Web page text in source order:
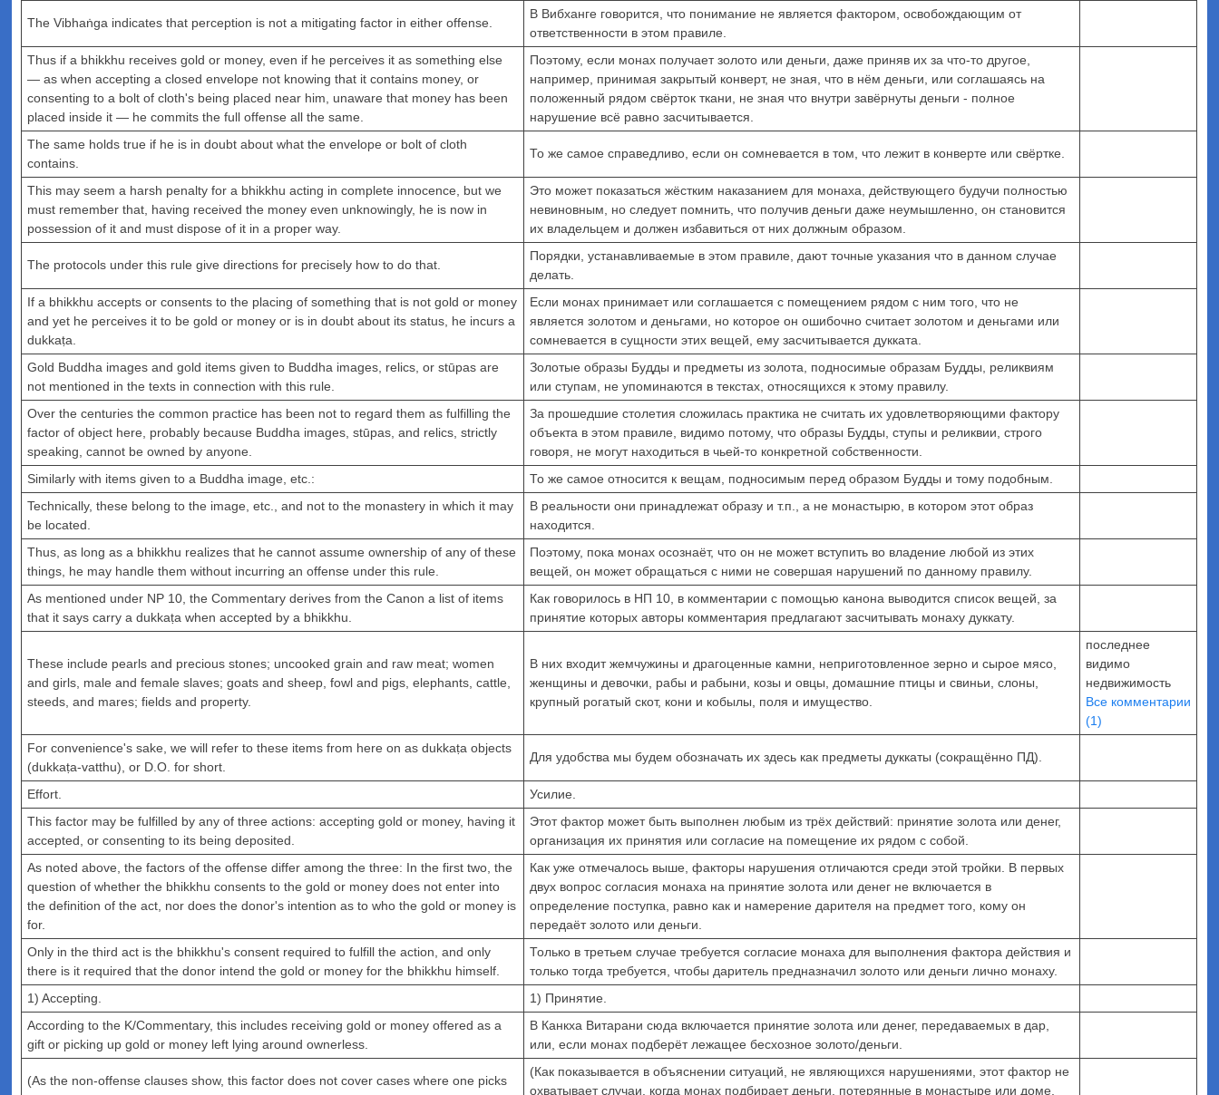
The Vibhaṅga indicates that perception is not a mitigating factor in either offense.
В Вибханге говорится, что понимание не является фактором, освобождающим от
ответственности в этом правиле.
Thus if a bhikkhu receives gold or money, even if he perceives it as something else
— as when accepting a closed envelope not knowing that it contains money, or
consenting to a bolt of cloth's being placed near him, unaware that money has been
placed inside it — he commits the full offense all the same.
Поэтому, если монах получает золото или деньги, даже приняв их за что-то другое,
например, принимая закрытый конверт, не зная, что в нём деньги, или соглашаясь на
положенный рядом свёрток ткани, не зная что внутри завёрнуты деньги - полное
нарушение всё равно засчитывается.
The same holds true if he is in doubt about what the envelope or bolt of cloth
contains.
То же самое справедливо, если он сомневается в том, что лежит в конверте или свёртке.
This may seem a harsh penalty for a bhikkhu acting in complete innocence, but we
must remember that, having received the money even unknowingly, he is now in
possession of it and must dispose of it in a proper way.
Это может показаться жёстким наказанием для монаха, действующего будучи полностью
невиновным, но следует помнить, что получив деньги даже неумышленно, он становится
их владельцем и должен избавиться от них должным образом.
The protocols under this rule give directions for precisely how to do that.
Порядки, устанавливаемые в этом правиле, дают точные указания что в данном случае
делать.
If a bhikkhu accepts or consents to the placing of something that is not gold or money
and yet he perceives it to be gold or money or is in doubt about its status, he incurs a
dukkaṭa.
Если монах принимает или соглашается с помещением рядом с ним того, что не
является золотом и деньгами, но которое он ошибочно считает золотом и деньгами или
сомневается в сущности этих вещей, ему засчитывается дукката.
Gold Buddha images and gold items given to Buddha images, relics, or stūpas are
not mentioned in the texts in connection with this rule.
Золотые образы Будды и предметы из золота, подносимые образам Будды, реликвиям
или ступам, не упоминаются в текстах, относящихся к этому правилу.
Over the centuries the common practice has been not to regard them as fulfilling the
factor of object here, probably because Buddha images, stūpas, and relics, strictly
speaking, cannot be owned by anyone.
За прошедшие столетия сложилась практика не считать их удовлетворяющими фактору
объекта в этом правиле, видимо потому, что образы Будды, ступы и реликвии, строго
говоря, не могут находиться в чьей-то конкретной собственности.
Similarly with items given to a Buddha image, etc.:
То же самое относится к вещам, подносимым перед образом Будды и тому подобным.
Technically, these belong to the image, etc., and not to the monastery in which it may
be located.
В реальности они принадлежат образу и т.п., а не монастырю, в котором этот образ
находится.
Thus, as long as a bhikkhu realizes that he cannot assume ownership of any of these
things, he may handle them without incurring an offense under this rule.
Поэтому, пока монах осознаёт, что он не может вступить во владение любой из этих
вещей, он может обращаться с ними не совершая нарушений по данному правилу.
As mentioned under NP 10, the Commentary derives from the Canon a list of items
that it says carry a dukkaṭa when accepted by a bhikkhu.
Как говорилось в НП 10, в комментарии с помощью канона выводится список вещей, за
принятие которых авторы комментария предлагают засчитывать монаху дуккату.
These include pearls and precious stones; uncooked grain and raw meat; women
and girls, male and female slaves; goats and sheep, fowl and pigs, elephants, cattle,
steeds, and mares; fields and property.
В них входит жемчужины и драгоценные камни, неприготовленное зерно и сырое мясо,
женщины и девочки, рабы и рабыни, козы и овцы, домашние птицы и свиньи, слоны,
крупный рогатый скот, кони и кобылы, поля и имущество.
последнее
видимо
недвижимость
Все комментарии
(1)
For convenience's sake, we will refer to these items from here on as dukkaṭa objects
(dukkaṭa-vatthu), or D.O. for short.
Для удобства мы будем обозначать их здесь как предметы дуккаты (сокращённо ПД).
Effort.
Усилие.
This factor may be fulfilled by any of three actions: accepting gold or money, having it
accepted, or consenting to its being deposited.
Этот фактор может быть выполнен любым из трёх действий: принятие золота или денег,
организация их принятия или согласие на помещение их рядом с собой.
As noted above, the factors of the offense differ among the three: In the first two, the
question of whether the bhikkhu consents to the gold or money does not enter into
the definition of the act, nor does the donor's intention as to who the gold or money is
for.
Как уже отмечалось выше, факторы нарушения отличаются среди этой тройки. В первых
двух вопрос согласия монаха на принятие золота или денег не включается в
определение поступка, равно как и намерение дарителя на предмет того, кому он
передаёт золото или деньги.
Only in the third act is the bhikkhu's consent required to fulfill the action, and only
there is it required that the donor intend the gold or money for the bhikkhu himself.
Только в третьем случае требуется согласие монаха для выполнения фактора действия и
только тогда требуется, чтобы даритель предназначил золото или деньги лично монаху.
1) Accepting.
1) Принятие.
According to the K/Commentary, this includes receiving gold or money offered as a
gift or picking up gold or money left lying around ownerless.
В Канкха Витарани сюда включается принятие золота или денег, передаваемых в дар,
или, если монах подберёт лежащее бесхозное золото/деньги.
(As the non-offense clauses show, this factor does not cover cases where one picks
(Как показывается в объяснении ситуаций, не являющихся нарушениями, этот фактор не
охватывает случаи, когда монах подбирает деньги, потерянные в монастыре или доме,